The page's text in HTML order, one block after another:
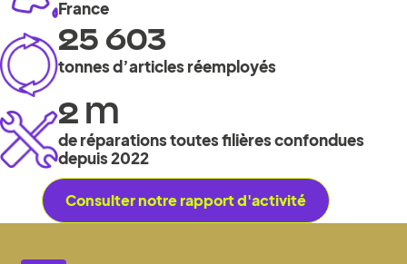
France
25 603
tonnes d’articles réemployés
2 M
de réparations toutes filières confondues
depuis 2022
Consulter notre rapport d'activité